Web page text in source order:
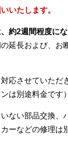
いたします。
約2週間程度にな
の延長および、お
応させていただ
は別途料金です）
ない部品交換、
ーなどの修理は